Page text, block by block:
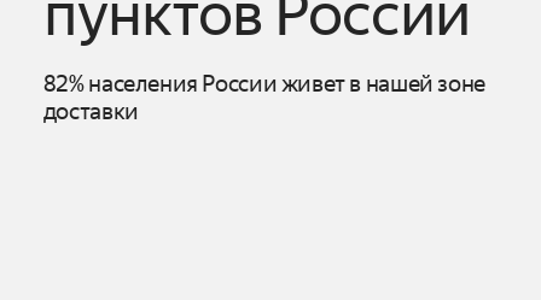
82% населения России живет в нашей зоне
доставки